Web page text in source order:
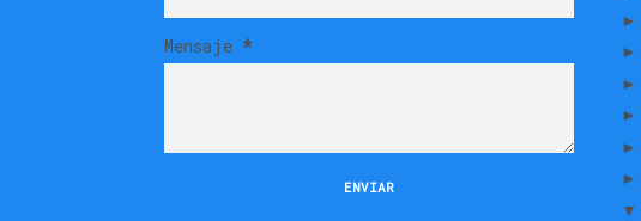
Mensaje *
►
►
►
►
►
►
▼